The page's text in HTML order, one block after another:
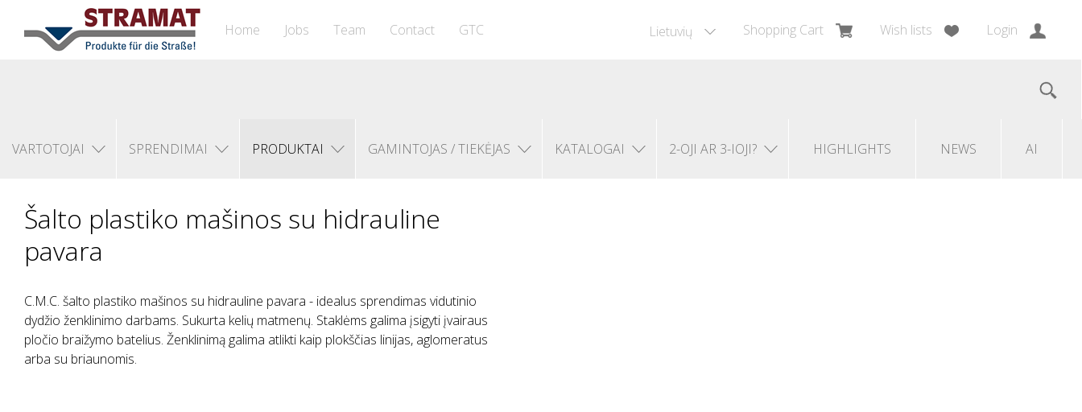
Lietuvių Shopping Cart Wish lists Login
Home Jobs Team Contact GTC
VARTOTOJAI SPRENDIMAI PRODUKTAI GAMINTOJAS / TIEKĖJAS KATALOGAI 2-OJI AR 3-IOJI? HIGHLIGHTS NEWS AI
Šalto plastiko mašinos su hidrauline
pavara
C.M.C. šalto plastiko mašinos su hidrauline pavara - idealus sprendimas vidutinio
dydžio ženklinimo darbams. Sukurta kelių matmenų. Staklėms galima įsigyti įvairaus
pločio braižymo batelius. Ženklinimą galima atlikti kaip plokščias linijas, aglomeratus
arba su briaunomis.